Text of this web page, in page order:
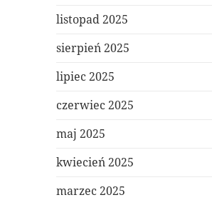
listopad 2025
sierpień 2025
lipiec 2025
czerwiec 2025
maj 2025
kwiecień 2025
marzec 2025